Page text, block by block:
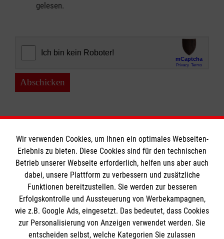
gelesen.
Abschicken
Informationen
Impressum
Datenschutz
Kontakt
Die Malteser
Wir verwenden Cookies, um Ihnen ein optimales Webseiten-
Erlebnis zu bieten. Diese Cookies sind für den technischen
Betrieb unserer Webseite erforderlich, helfen uns aber auch
dabei, unsere Plattform zu verbessern und zusätzliche
Funktionen bereitzustellen. Sie werden zur besseren
Erfolgskontrolle und Aussteuerung von Werbekampagnen,
wie z.B. Google Ads, eingesetzt. Das bedeutet, dass Cookies
zur Personalisierung von Anzeigen verwendet werden. Sie
entscheiden selbst, welche Kategorien Sie zulassen